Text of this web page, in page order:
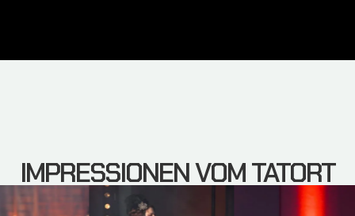
IMPRESSIONEN VOM TATORT